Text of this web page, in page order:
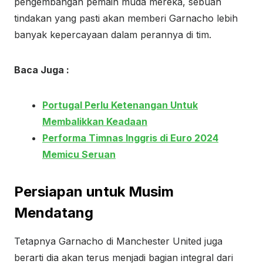
tindakan yang pasti akan memberi Garnacho lebih
banyak kepercayaan dalam perannya di tim.
Baca Juga :
Portugal Perlu Ketenangan Untuk
Membalikkan Keadaan
Performa Timnas Inggris di Euro 2024
Memicu Seruan
Persiapan untuk Musim
Mendatang
Tetapnya Garnacho di Manchester United juga
berarti dia akan terus menjadi bagian integral dari